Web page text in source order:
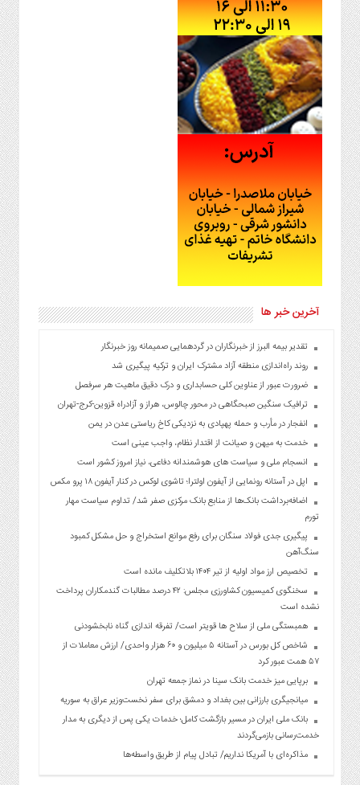
آخرین خبر ها
تقدیر بیمه البرز از خبرنگاران در گردهمایی صمیمانه روز خبرنگار
روند راه‌اندازی منطقه آزاد مشترک ایران و ترکیه پیگیری شد
ضرورت عبور از عناوین کلی حسابداری و درک دقیق ماهیت هر سرفصل
ترافیک سنگین صبحگاهی در محور چالوس، هراز و آزادراه قزوین-کرج-تهران
انفجار در مأرب و حمله پهپادی به نزدیکی کاخ ریاستی عدن در یمن
خدمت به میهن و صیانت از اقتدار نظام، واجب عینی است
انسجام ملی و سیاست های هوشمندانه دفاعی، نیاز امروز کشور است
اپل در آستانه رونمایی از آیفون اولترا؛ تاشوی لوکس در کنار آیفون ۱۸ پرو مکس
اضافه‌برداشت بانک‌ها از منابع بانک مرکزی صفر شد/ تداوم سیاست مهار
تورم
پیگیری جدی فولاد سنگان برای رفع موانع استخراج و حل مشکل کمبود
سنگ‌آهن
تخصیص ارز مواد اولیه از تیر ۱۴۰۴ بلاتکلیف مانده است
سخنگوی کمیسیون کشاورزی مجلس: ۴۲ درصد مطالبات گندمکاران پرداخت
نشده است
همبستگی ملی از سلاح ها قویتر است/ تفرقه اندازی گناه نابخشودنی
شاخص کل بورس در آستانه ۵ میلیون و ۶۰ هزار واحدی/ ارزش معاملات از
۵۷ همت عبور کرد
برپایی میز خدمت بانک سینا در نماز جمعه تهران
میانجیگری بارزانی بین بغداد و دمشق برای سفر نخست‌وزیر عراق به سوریه
بانک ملی ایران در مسیر بازگشت کامل؛ خدمات یکی پس از دیگری به مدار
خدمت‌رسانی بازمی‌گردند
مذاکره‌ای با آمریکا نداریم/ تبادل پیام از طریق واسطه‌ها